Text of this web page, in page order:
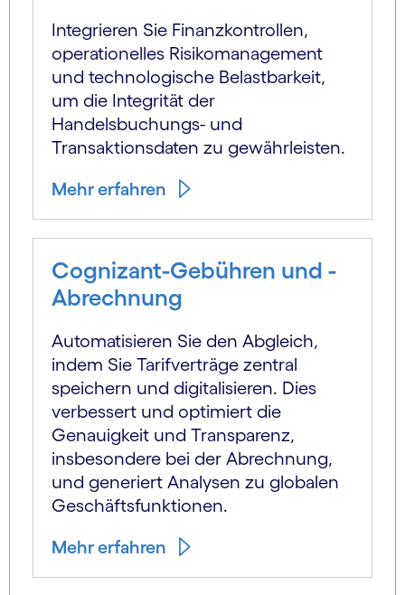
Integrieren Sie Finanzkontrollen,
operationelles Risikomanagement
und technologische Belastbarkeit,
um die Integrität der
Handelsbuchungs- und
Transaktionsdaten zu gewährleisten.
Mehr erfahren
Cognizant-Gebühren und -
Abrechnung
Automatisieren Sie den Abgleich,
indem Sie Tarifverträge zentral
speichern und digitalisieren. Dies
verbessert und optimiert die
Genauigkeit und Transparenz,
insbesondere bei der Abrechnung,
und generiert Analysen zu globalen
Geschäftsfunktionen.
Mehr erfahren